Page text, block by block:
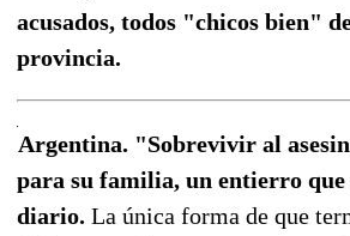
acusados, todos "chicos bien"
provincia.
Argentina. "Sobrevivir al
para su familia, un entierro que
diario. La única forma de que